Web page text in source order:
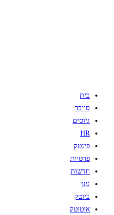
בית
סייבר
גיוסים
HR
פינטק
פרטיות
חדשות
ענן
ביוטק
אוטוטק